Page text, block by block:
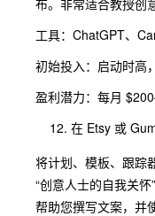
布。非常适合教授创
工具：ChatGPT、
初始投入：启动时高
盈利潜力：每月
在 Etsy 或
将计划、模板、跟踪
“创意人士的自我关
帮助您撰写文案，并